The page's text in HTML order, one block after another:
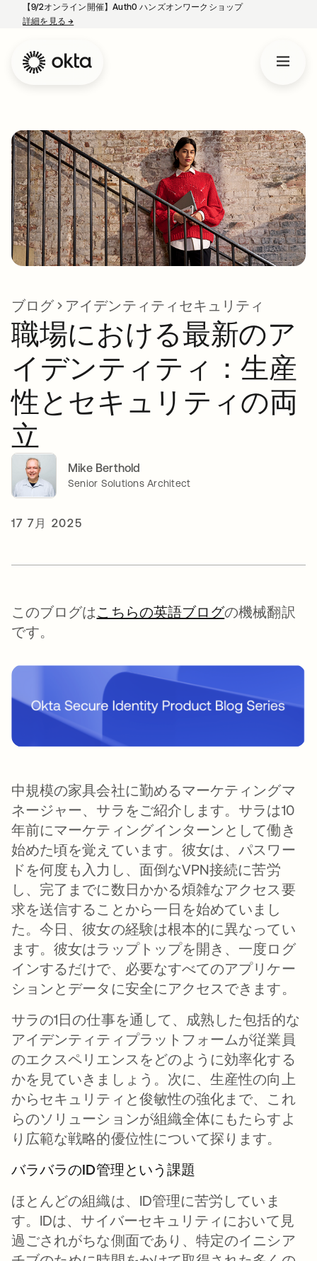
【9/2オンライン開催】Auth0 ハンズオンワークショップ
詳細を見る→
ブログ アイデンティティセキュリティ
職場における最新のア
イデンティティ：生産
性とセキュリティの両
立
Mike Berthold
Senior Solutions Architect
17 7月 2025
このブログは こちらの英語ブログの機械翻訳
です。
中規模の家具会社に勤めるマーケティングマ
ネージャー、サラをご紹介します。サラは10
年前にマーケティングインターンとして働き
始めた頃を覚えています。彼女は、パスワー
ドを何度も入力し、面倒なVPN接続に苦労
し、完了までに数日かかる煩雑なアクセス要
求を送信することから一日を始めていまし
た。今日、彼女の経験は根本的に異なってい
ます。彼女はラップトップを開き、一度ログ
インするだけで、必要なすべてのアプリケー
ションとデータに安全にアクセスできます。
サラの1日の仕事を通して、成熟した包括的な
アイデンティティプラットフォームが従業員
のエクスペリエンスをどのように効率化する
かを見ていきましょう。次に、生産性の向上
からセキュリティと俊敏性の強化まで、これ
らのソリューションが組織全体にもたらすよ
り広範な戦略的優位性について探ります。
バラバラのID管理という課題
ほとんどの組織は、ID管理に苦労していま
す。IDは、サイバーセキュリティにおいて見
過ごされがちな側面であり、特定のイニシア